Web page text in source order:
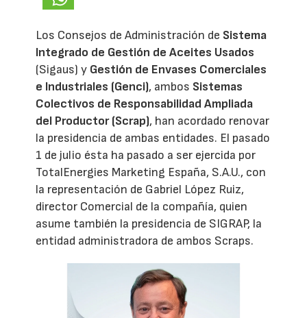
Los Consejos de Administración de Sistema
Integrado de Gestión de Aceites Usados
(Sigaus) y Gestión de Envases Comerciales
e Industriales (Genci), ambos Sistemas
Colectivos de Responsabilidad Ampliada
del Productor (Scrap), han acordado renovar
la presidencia de ambas entidades. El pasado
1 de julio ésta ha pasado a ser ejercida por
TotalEnergies Marketing España, S.A.U., con
la representación de Gabriel López Ruiz,
director Comercial de la compañía, quien
asume también la presidencia de SIGRAP, la
entidad administradora de ambos Scraps.